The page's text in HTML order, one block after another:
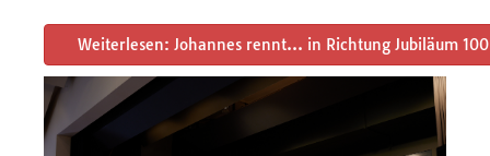
Weiterlesen: Johannes rennt… in Richtung Jubiläum 100